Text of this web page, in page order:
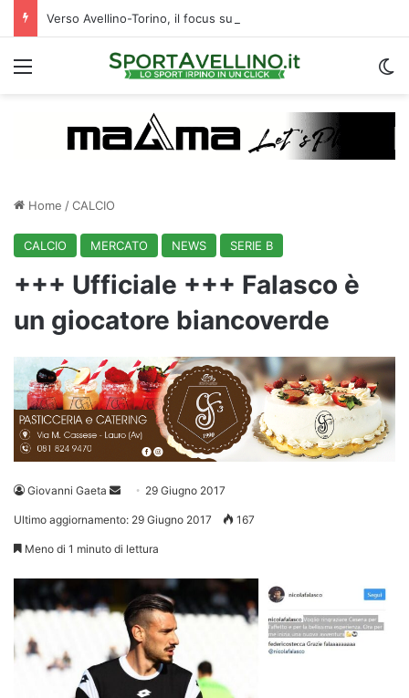
Verso Avellino-Torino, il focus sulla formazione granata
Menu
Home /CALCIO
CALCIO MERCATO NEWS SERIE B
+++ Ufficiale +++ Falasco è
un giocatore biancoverde
Giovanni Gaeta
Invia 29 Giugno 2017
Ultimo aggiornamento: 29 Giugno 2017 167
Meno di 1 minuto di lettura